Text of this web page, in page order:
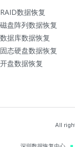
RAID数据恢复
磁盘阵列数据恢复
数据库数据恢复
固态硬盘数据恢复
开盘数据恢复
All